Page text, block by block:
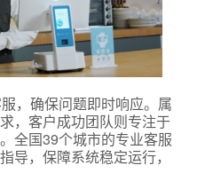
，确保问题即时响应。属
，客户成功团队则专注于
全国39个城市的专业客服
导，保障系统稳定运行，